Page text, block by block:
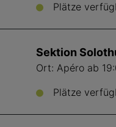
Plätze
Sektion
Ort: Apéro ab
Plätze